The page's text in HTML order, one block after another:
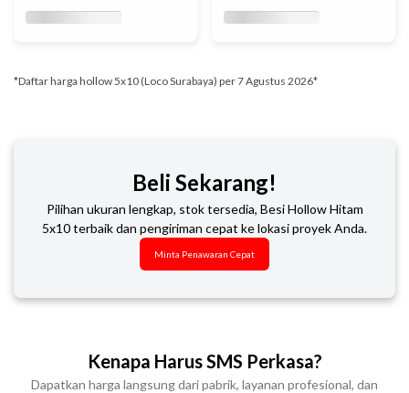
*Daftar harga hollow 5x10 (Loco Surabaya) per 7 Agustus 2026*
Beli Sekarang!
Pilihan ukuran lengkap, stok tersedia, Besi Hollow Hitam
5x10 terbaik dan pengiriman cepat ke lokasi proyek Anda.
Minta Penawaran Cepat
Kenapa Harus SMS Perkasa?
Dapatkan harga langsung dari pabrik, layanan profesional, dan